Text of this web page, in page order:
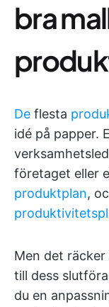
bra
De flesta
idé på papper.
företaget eller
produktplan,
Men det
till dess
du en